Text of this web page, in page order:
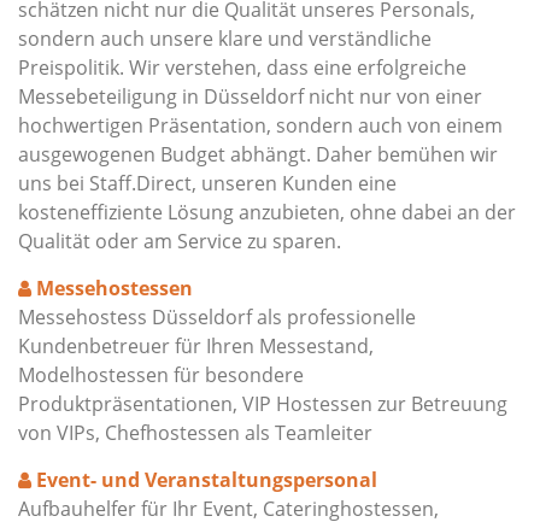
schätzen nicht nur die Qualität unseres Personals,
sondern auch unsere klare und verständliche
Preispolitik. Wir verstehen, dass eine erfolgreiche
Messebeteiligung in Düsseldorf nicht nur von einer
hochwertigen Präsentation, sondern auch von einem
ausgewogenen Budget abhängt. Daher bemühen wir
uns bei Staff.Direct, unseren Kunden eine
kosteneffiziente Lösung anzubieten, ohne dabei an der
Qualität oder am Service zu sparen.
Messehostessen
Messehostess Düsseldorf als professionelle
Kundenbetreuer für Ihren Messestand,
Modelhostessen für besondere
Produktpräsentationen, VIP Hostessen zur Betreuung
von VIPs, Chefhostessen als Teamleiter
Event- und Veranstaltungspersonal
Aufbauhelfer für Ihr Event, Cateringhostessen,